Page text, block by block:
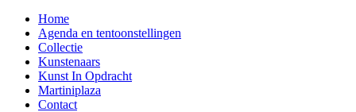
Home
Agenda en tentoonstellingen
Collectie
Kunstenaars
Kunst In Opdracht
Martiniplaza
Contact